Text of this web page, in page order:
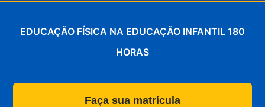
EDUCAÇÃO FÍSICA NA EDUCAÇÃO INFANTIL 180
HORAS
Faça sua matrícula